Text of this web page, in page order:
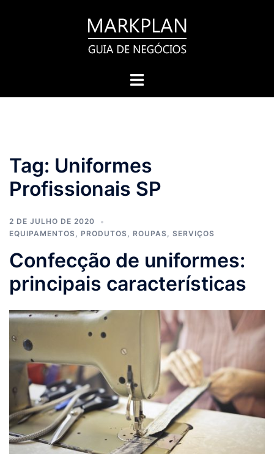
Toggle
Tag: Uniformes
Profissionais SP
2 DE JULHO DE 2020
EQUIPAMENTOS, PRODUTOS, ROUPAS, SERVIÇOS
Confecção de uniformes:
principais características